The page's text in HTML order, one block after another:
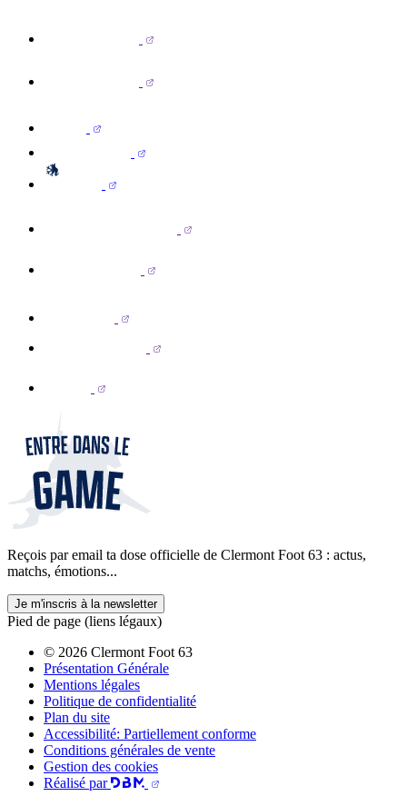
Reçois par email ta dose officielle de Clermont Foot 63 : actus,
matchs, émotions...
Je m'inscris à la newsletter
Pied de page (liens légaux)
© 2026 Clermont Foot 63
Présentation Générale
Mentions légales
Politique de confidentialité
Plan du site
Accessibilité: Partiellement conforme
Conditions générales de vente
Gestion des cookies
Réalisé par